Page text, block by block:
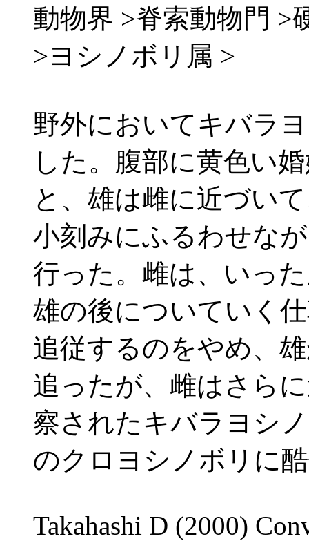
動物界 >脊索動物門 >
>ヨシノボリ属 >
野外においてキバラ
した。腹部に黄色い
と、雄は雌に近づい
小刻みにふるわせな
行った。雌は、いっ
雄の後についていく
追従するのをやめ、
追ったが、雌はさら
察されたキバラヨシ
のクロヨシノボリに酷
Takahashi D (2000)